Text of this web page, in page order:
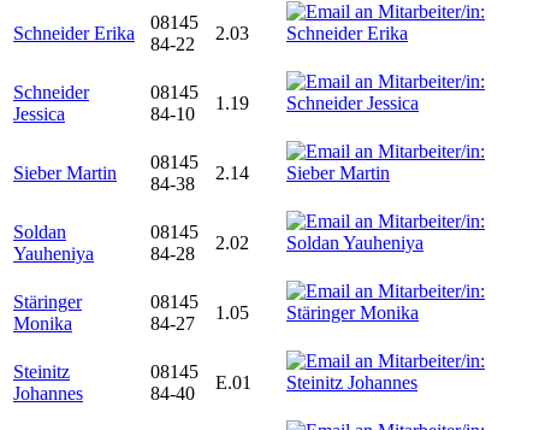
Schneider Erika
08145
84-22
2.03
Schneider
Jessica
08145
84-10
1.19
Sieber Martin
08145
84-38
2.14
Soldan
Yauheniya
08145
84-28
2.02
Stäringer
Monika
08145
84-27
1.05
Steinitz
Johannes
08145
84-40
E.01